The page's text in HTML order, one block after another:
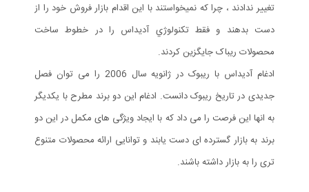
تغيير ندادند ، چرا که نميخواستند با اين اقدام بازار فروش خود را از
دست بدهند و فقط تکنولوژي آديداس را در خطوط ساخت
محصولات ريباک جايگزين کردند.
ادغام آدیداس با ریبوک در ژانویه سال 2006 را می توان فصل
جدیدی در تاریخ ریبوک دانست. ادغام این دو برند مطرح با یکدیگر
به انها این فرصت را می داد که با ایجاد ویژگی های مکمل در این دو
برند به بازار گسترده ای دست یابند و توانایی ارائه محصولات متنوع
تری را به بازار داشته باشند.